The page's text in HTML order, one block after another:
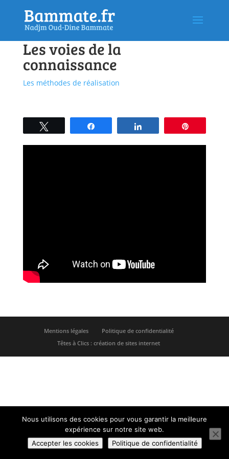
Les voies de la
connaissance
Les méthodes de réalisation
Mentions légales
Politique de confidentialité
Têtes à Clics : création de sites internet
Nous utilisons des cookies pour vous garantir la meilleure
expérience sur notre site web.
Accepter les cookies
Politique de confidentialité